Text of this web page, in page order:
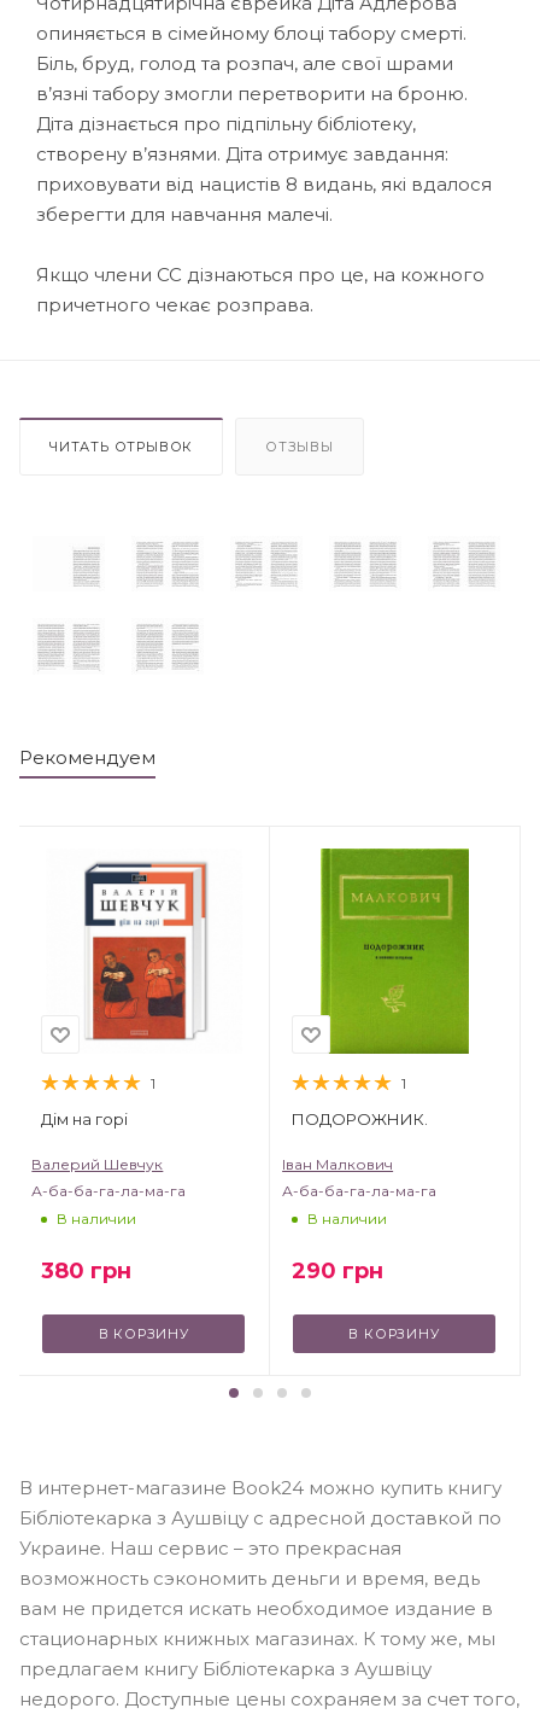
опиняється в сімейному блоці табору смерті.
Біль, бруд, голод та розпач, але свої шрами
в’язні табору змогли перетворити на броню.
Діта дізнається про підпільну бібліотеку,
створену в’язнями. Діта отримує завдання:
приховувати від нацистів 8 видань, які вдалося
зберегти для навчання малечі.
Якщо члени СС дізнаються про це, на кожного
причетного чекає розправа.
ЧИТАТЬ ОТРЫВОК ОТЗЫВЫ
Рекомендуем
1
Дім на горі
Валерий Шевчук
А-ба-ба-га-ла-ма-га
В наличии
380 грн
В КОРЗИНУ
1
ПОДОРОЖНИК.
Іван Малкович
А-ба-ба-га-ла-ма-га
В наличии
290 грн
В КОРЗИНУ
В интернет-магазине Book24 можно купить книгу
Бібліотекарка з Аушвіцу с адресной доставкой по
Украине. Наш сервис – это прекрасная
возможность сэкономить деньги и время, ведь
вам не придется искать необходимое издание в
стационарных книжных магазинах. К тому же, мы
предлагаем книгу Бібліотекарка з Аушвіцу
недорого. Доступные цены сохраняем за счет того,